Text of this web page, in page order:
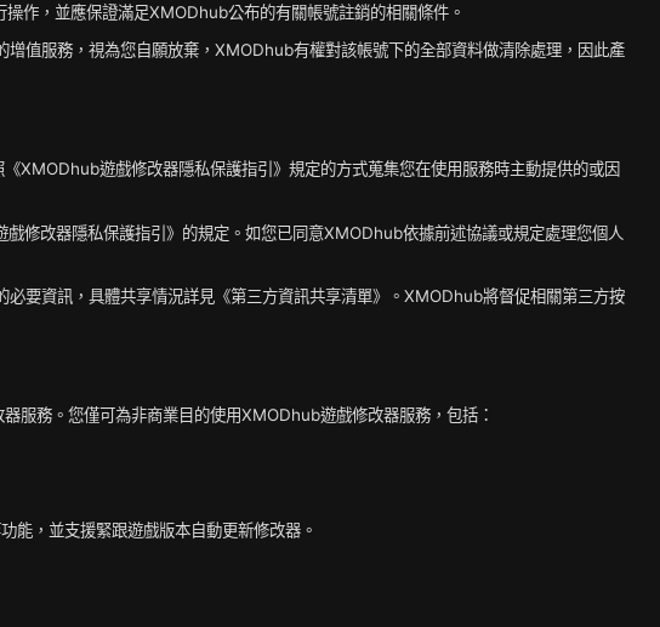
作，並應保證滿足XMODhub公布的有關帳號註銷的相關條件。
值服務，視為您自願放棄，XMODhub有權對該帳號下的全部資料做清除處理，因此產
遊戲修改器隱私保護指引》規定的方式蒐集您在使用服務時主動提供的或因
修改器隱私保護指引》的規定。如您已同意XMODhub依據前述協議或規定處理您個人
要資訊，具體共享情況詳見《第三方資訊共享清單》。XMODhub將督促相關第三方按
服務。您僅可為非商業目的使用XMODhub遊戲修改器服務，包括：
能，並支援緊跟遊戲版本自動更新修改器。